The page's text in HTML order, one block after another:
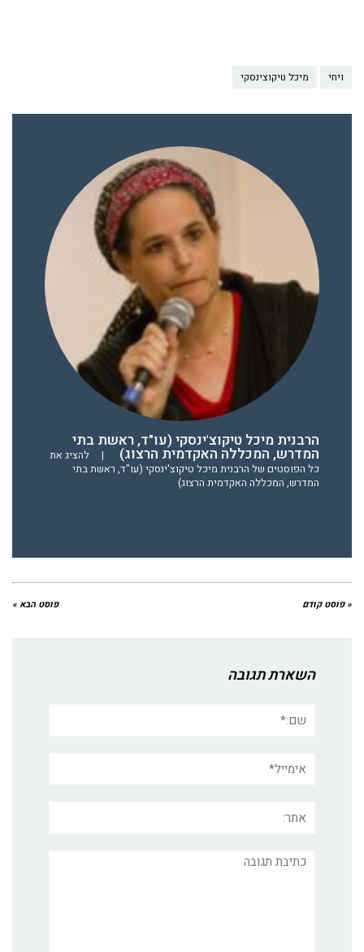
ויחי מיכל טיקוצינסקי
הרבנית מיכל טיקוצ'ינסקי (עו"ד, ראשת בתי
המדרש, המכללה האקדמית הרצוג) |
להציג את
כל הפוסטים של הרבנית מיכל טיקוצ'ינסקי (עו"ד, ראשת בתי
המדרש, המכללה האקדמית הרצוג)
« פוסט קודם פוסט הבא »
השארת תגובה
תגובה